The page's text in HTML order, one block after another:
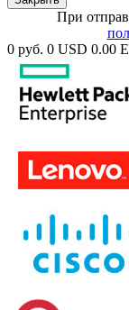
При
0 руб. 0 USD 0.00